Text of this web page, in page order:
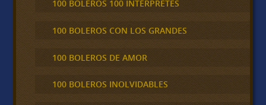
100 BOLEROS 100 INTÉRPRETES
100 BOLEROS CON LOS GRANDES
100 BOLEROS DE AMOR
100 BOLEROS INOLVIDABLES